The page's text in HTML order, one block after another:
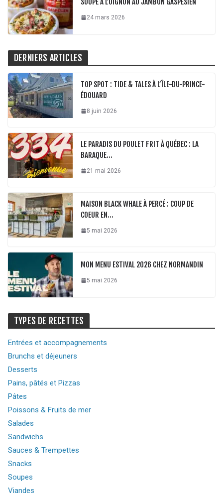
24 mars 2026
DERNIERS ARTICLES
TOP SPOT : TIDE & TALES À L’ÎLE-DU-PRINCE-
ÉDOUARD
8 juin 2026
LE PARADIS DU POULET FRIT À QUÉBEC : LA
BARAQUE…
21 mai 2026
MAISON BLACK WHALE À PERCÉ : COUP DE
COEUR EN…
5 mai 2026
MON MENU ESTIVAL 2026 CHEZ NORMANDIN
5 mai 2026
TYPES DE RECETTES
Entrées et accompagnements
Brunchs et déjeuners
Desserts
Pains, pâtés et Pizzas
Pâtes
Poissons & Fruits de mer
Salades
Sandwichs
Sauces & Trempettes
Snacks
Soupes
Viandes